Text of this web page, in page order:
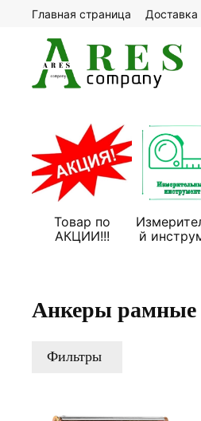
Главная страница Доставка
Товар по
АКЦИИ!!!
й
Анкеры рамные
Фильтры